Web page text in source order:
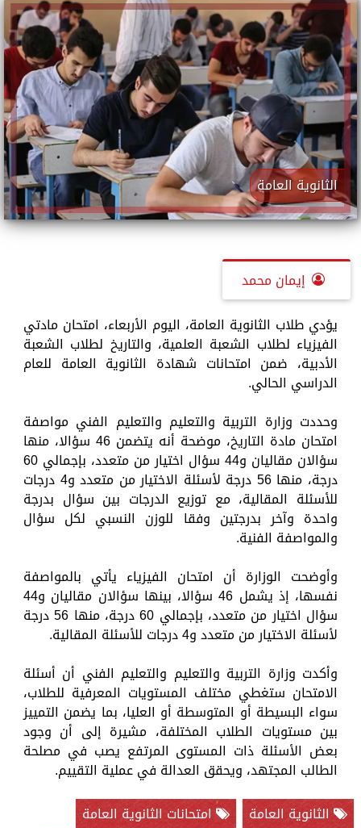
الثانوية العامة
إيمان محمد
يؤدي طلاب الثانوية العامة، اليوم الأربعاء، امتحان مادتي
الفيزياء لطلاب الشعبة العلمية، والتاريخ لطلاب الشعبة
الأدبية، ضمن امتحانات شهادة الثانوية العامة للعام
الدراسي الحالي.
وحددت وزارة التربية والتعليم والتعليم الفني مواصفة
امتحان مادة التاريخ، موضحة أنه يتضمن 46 سؤالا، منها
سؤالان مقاليان و44 سؤال اختيار من متعدد، بإجمالي 60
درجة، منها 56 درجة لأسئلة الاختيار من متعدد و4 درجات
للأسئلة المقالية، مع توزيع الدرجات بين سؤال بدرجة
واحدة وآخر بدرجتين وفقا للوزن النسبي لكل سؤال
والمواصفة الفنية.
وأوضحت الوزارة أن امتحان الفيزياء يأتي بالمواصفة
نفسها، إذ يشمل 46 سؤالا، بينها سؤالان مقاليان و44
سؤال اختيار من متعدد، بإجمالي 60 درجة، منها 56 درجة
لأسئلة الاختيار من متعدد و4 درجات للأسئلة المقالية.
وأكدت وزارة التربية والتعليم والتعليم الفني أن أسئلة
الامتحان ستغطي مختلف المستويات المعرفية للطلاب،
سواء البسيطة أو المتوسطة أو العليا، بما يضمن التمييز
بين مستويات الطلاب المختلفة، مشيرة إلى أن وجود
بعض الأسئلة ذات المستوى المرتفع يصب في مصلحة
الطالب المجتهد، ويحقق العدالة في عملية التقييم.
الثانوية العامة
امتحانات الثانوية العامة